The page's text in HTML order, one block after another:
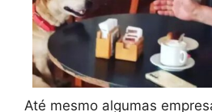
Até mesmo algumas